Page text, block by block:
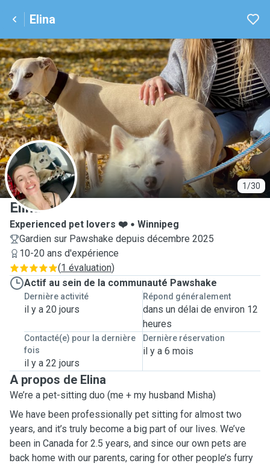
Elina
1/30
E
Elina
Experienced pet lovers ❤️
Winnipeg
Gardien sur Pawshake depuis décembre 2025
10-20 ans d'expérience
(1 évaluation)
Actif au sein de la communauté Pawshake
Dernière activité
il y a 20 jours
Répond généralement
dans un délai de environ 12
heures
Contacté(e) pour la dernière
fois
il y a 22 jours
Dernière réservation
il y a 6 mois
A propos de Elina
We’re a pet-sitting duo (me + my husband Misha)
We have been professionally pet sitting for almost two
years, and it’s truly become a big part of our lives. We’ve
been in Canada for 2.5 years, and since our own pets are
back home with our parents, caring for other people’s furry